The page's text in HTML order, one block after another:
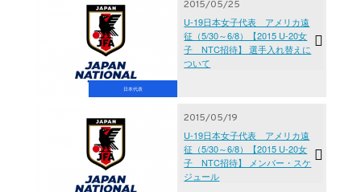
日本代表
2015/05/25
U-19日本女子代表 アメリカ遠
征（5/30～6/8）【2015 U-20女
子 NTC招待】 選手入れ替えに
ついて
2015/05/19
U-19日本女子代表 アメリカ遠
征（5/30～6/8）【2015 U-20女
子 NTC招待】 メンバー・スケ
ジュール